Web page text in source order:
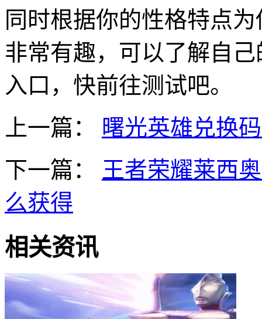
同时根据你的性格特点
非常有趣，可以了解自
入口，快前往测试吧。
上一篇：
曙光英雄兑换
下一篇：
王者荣耀莱西
么获得
相关资讯